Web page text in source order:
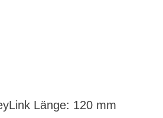
Länge: 120 mm